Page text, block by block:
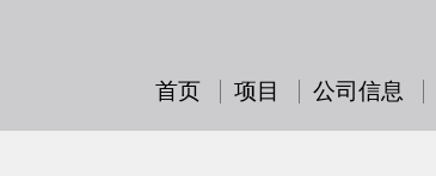
首页 项目 公司信息